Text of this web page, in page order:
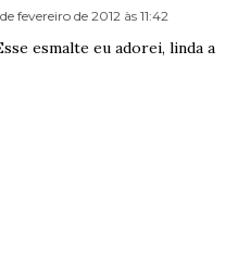
fevereiro de 2012 às 11:42
esmalte eu adorei, linda a